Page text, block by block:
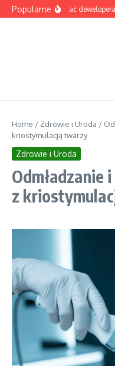
Przejdź do treści
PopularneJak wybrać
Home / Zdrowie i Uroda /
kriostymulacją twarzy
Zdrowie i Uroda
z